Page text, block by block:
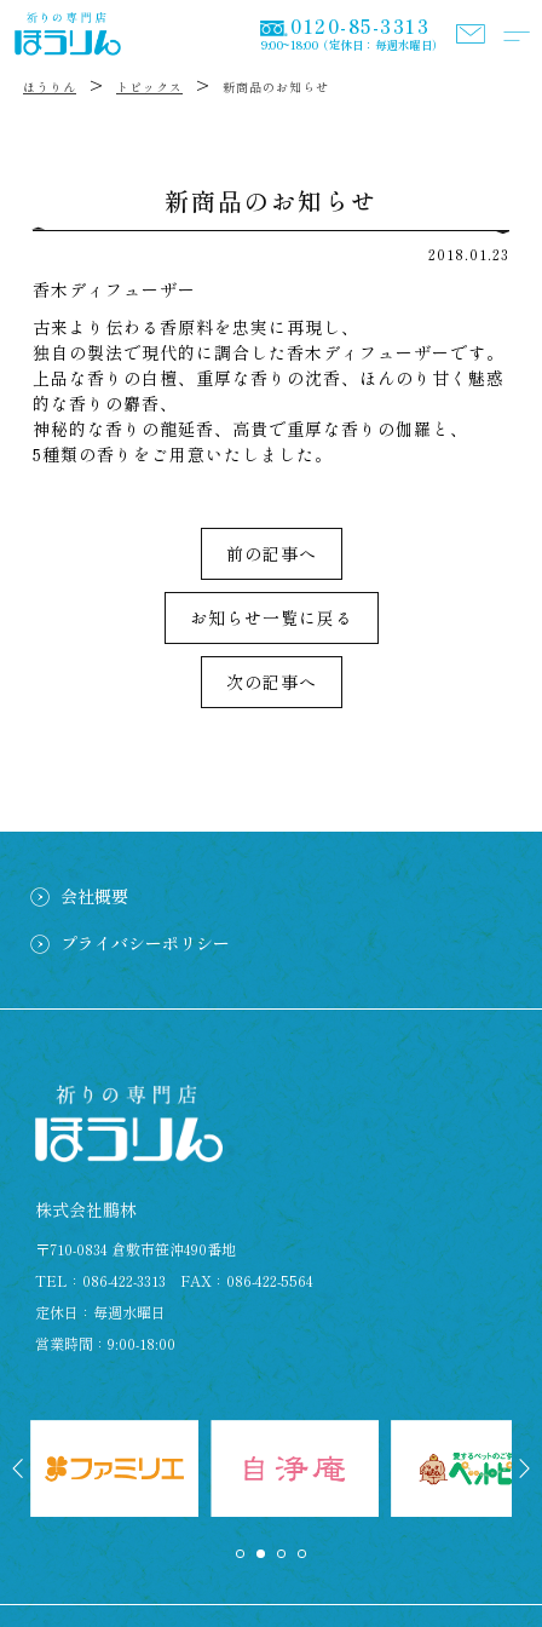
0120-85-3313
9:00~18:00（定休日：毎週水曜日）
ほうりん > トピックス > 新商品のお知らせ
新商品のお知らせ
2018.01.23
香木ディフューザー
古来より伝わる香原料を忠実に再現し、
独自の製法で現代的に調合した香木ディフューザーです。
上品な香りの白檀、重厚な香りの沈香、ほんのり甘く魅惑
的な香りの麝香、
神秘的な香りの龍延香、高貴で重厚な香りの伽羅と、
5種類の香りをご用意いたしました。
前の記事へ
お知らせ一覧に戻る
次の記事へ
会社概要
プライバシーポリシー
株式会社鵬林
〒710-0834 倉敷市笹沖490番地
TEL： 086-422-3313 FAX：086-422-5564
定休日：毎週水曜日
営業時間：9:00-18:00